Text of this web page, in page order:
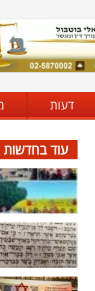
דעות
עוד